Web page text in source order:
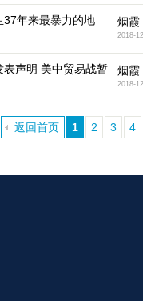
37年来最暴力的地
烟霞
2018-
声明 美中贸易战暂
烟霞
2018-
1 2 3 4
返回首页